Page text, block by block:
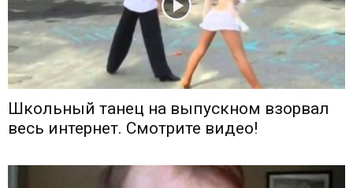
Школьный танец на выпускном взорвал
весь интернет. Смотрите видео!